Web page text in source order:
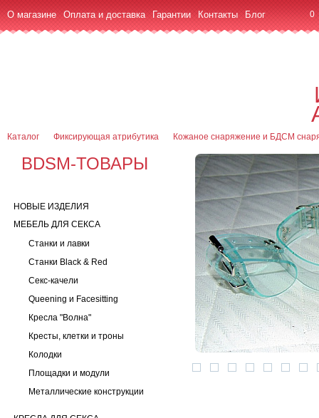
О магазине Оплата и доставка Гарантии Контакты Блог 0
Каталог Фиксирующая атрибутика Кожаное снаряжение и БДСМ
BDSM-ТОВАРЫ
НОВЫЕ ИЗДЕЛИЯ
МЕБЕЛЬ ДЛЯ СЕКСА
Станки и лавки
Станки Black & Red
Секс-качели
Queening и Facesitting
Кресла "Волна"
Кресты, клетки и троны
Колодки
Площадки и модули
Металлические конструкции